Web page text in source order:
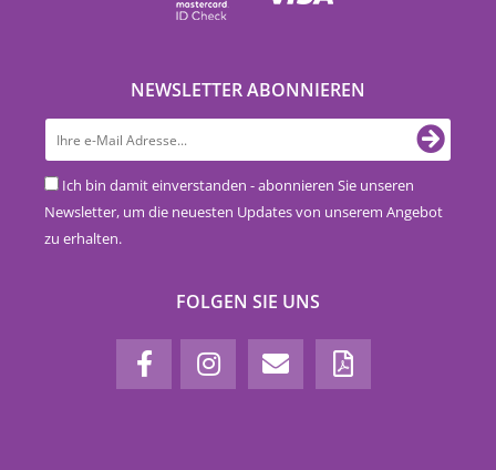
NEWSLETTER ABONNIEREN
Ich bin damit einverstanden - abonnieren Sie unseren
Newsletter, um die neuesten Updates von unserem Angebot
zu erhalten.
FOLGEN SIE UNS